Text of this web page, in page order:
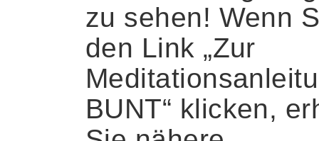
zu sehen! Wenn
den Link „Zur
BUNT“ klicken,